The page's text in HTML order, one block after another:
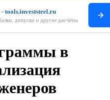
tools.investsteel.ru
допуски и другие расчёты
в